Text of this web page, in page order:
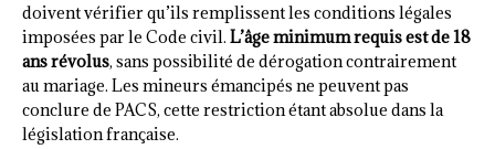
doivent vérifier qu’ils remplissent les conditions légales
imposées par le Code civil. L’âge minimum requis est de 18
ans révolus, sans possibilité de dérogation contrairement
au mariage. Les mineurs émancipés ne peuvent pas
conclure de PACS, cette restriction étant absolue dans la
législation française.